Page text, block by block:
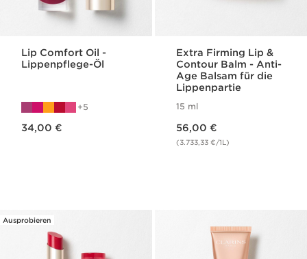
Lip Comfort Oil -
Lippenpflege-Öl
5
34,00 €
Extra Firming Lip &
Contour Balm - Anti-
Age Balsam für die
Lippenpartie
15 ml
56,00 €
(3.733,33 €/1L)
Ausprobieren